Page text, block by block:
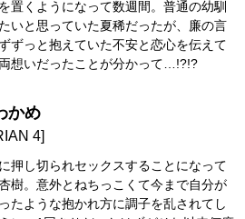
置くようになって数週間。普通の幼馴
いと思っていた夏稀だったが、廉の言
ずっと抱えていた不安と恋心を伝えて
想いだったことが分かって…!?!?
かめ
4]
押し切られセックスすることになって
樹。意外とねちっこくて今まで自分が
たような抱かれ方に調子を乱されてし